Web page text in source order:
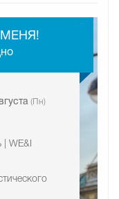
МЕНЯ!
(Пн)
| WE&I
-